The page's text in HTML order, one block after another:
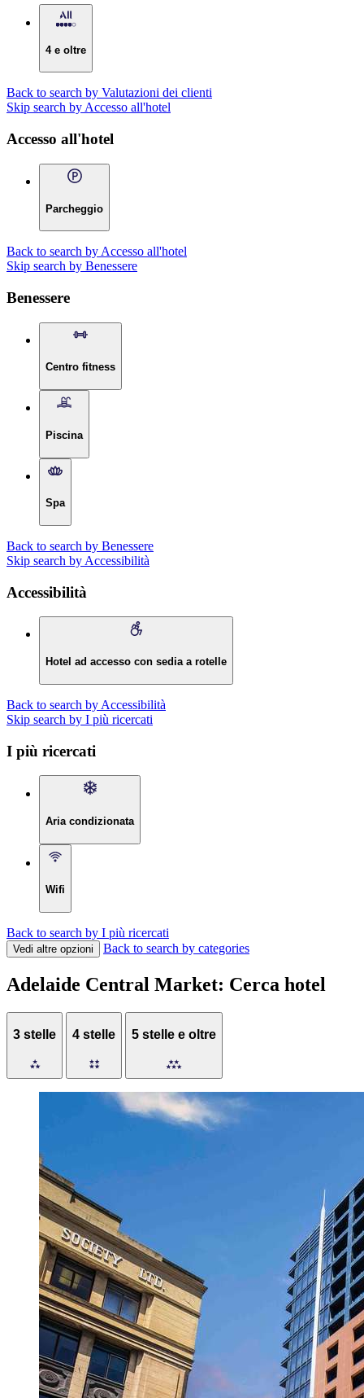
4 e oltre
Back to search by Valutazioni dei clienti
Skip search by Accesso all'hotel
Accesso all'hotel
Parcheggio
Back to search by Accesso all'hotel
Skip search by Benessere
Benessere
Centro fitness
Piscina
Spa
Back to search by Benessere
Skip search by Accessibilità
Accessibilità
Hotel ad accesso con sedia a rotelle
Back to search by Accessibilità
Skip search by I più ricercati
I più ricercati
Aria condizionata
Wifi
Back to search by I più ricercati
Vedi altre opzioni Back to search by categories
Adelaide Central Market: Cerca hotel
3 stelle 4 stelle 5 stelle e oltre